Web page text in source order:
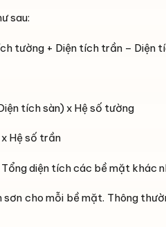
sau:
tường + Diện tích trần – Diện
tích sàn) x Hệ số tường
Hệ số trần
diện tích các bề mặt khác
sơn cho mỗi bề mặt. Thông